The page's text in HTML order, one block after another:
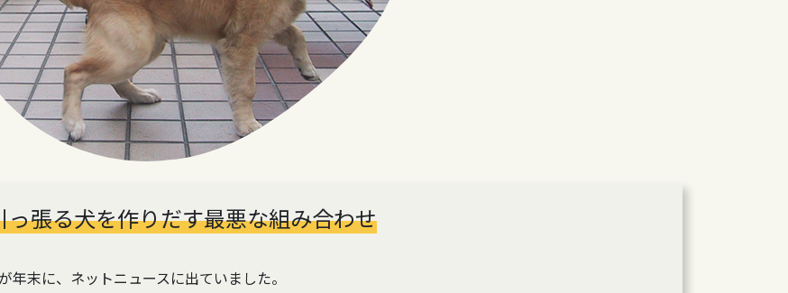
っ張る犬を作りだす最悪な組み合わせ
末に、ネットニュースに出ていました。